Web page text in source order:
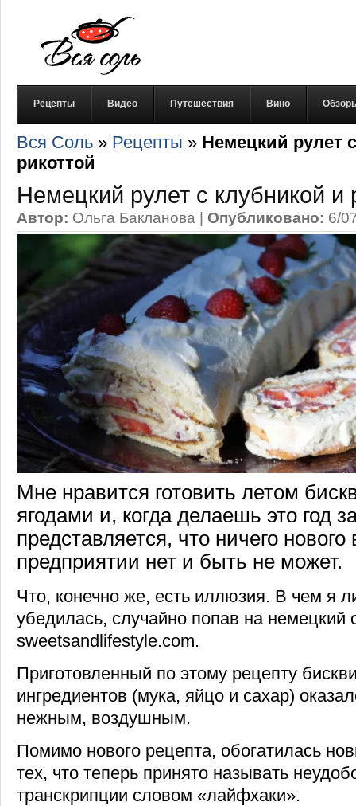
Рецепты Видео Путешествия Вино
Вся Соль » Рецепты » Немецкий рулет
рикоттой
Немецкий рулет с клубникой и
Автор: Ольга Бакланова | Опубликовано: 6/
Мне нравится готовить летом
ягодами и, когда делаешь это год
представляется, что ничего нового
предприятии нет и быть не может.
Что, конечно же, есть иллюзия. В чем я
убедилась, случайно попав на немецкий
sweetsandlifestyle.com.
Приготовленный по этому рецепту
ингредиентов (мука, яйцо и сахар)
нежным, воздушным.
Помимо нового рецепта, обогатилась
тех, что теперь принято называть
транскрипции словом «лайфхаки».